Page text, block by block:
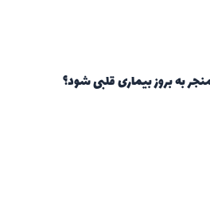
به بروز بیماری قلبی شود؟